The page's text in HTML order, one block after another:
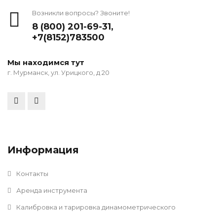
Возникли вопросы? Звоните!
8 (800) 201-69-31,
+7(8152)783500
Мы находимся тут
г. Мурманск, ул. Урицкого, д 20
Информация
Контакты
Аренда инструмента
Калибровка и тарировка динамометрического